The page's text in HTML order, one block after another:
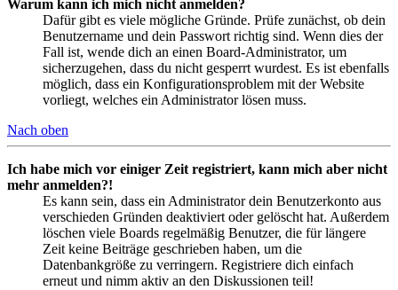
Warum kann ich mich nicht anmelden?
Dafür gibt es viele mögliche Gründe. Prüfe zunächst, ob dein
Benutzername und dein Passwort richtig sind. Wenn dies der
Fall ist, wende dich an einen Board-Administrator, um
sicherzugehen, dass du nicht gesperrt wurdest. Es ist ebenfalls
möglich, dass ein Konfigurationsproblem mit der Website
vorliegt, welches ein Administrator lösen muss.
Nach oben
Ich habe mich vor einiger Zeit registriert, kann mich aber nicht
mehr anmelden?!
Es kann sein, dass ein Administrator dein Benutzerkonto aus
verschieden Gründen deaktiviert oder gelöscht hat. Außerdem
löschen viele Boards regelmäßig Benutzer, die für längere
Zeit keine Beiträge geschrieben haben, um die
Datenbankgröße zu verringern. Registriere dich einfach
erneut und nimm aktiv an den Diskussionen teil!